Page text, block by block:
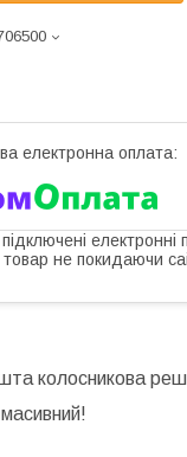
підключені
не покидаючи
колосникова